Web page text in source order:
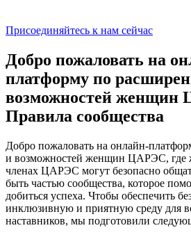
Присоединяйтесь к нам сейчас
Добро пожаловать на
платформу по
возможностей женщин
Правила сообщества
Добро пожаловать на онлайн-
и возможностей женщин ЦАРЭС, где
членах ЦАРЭС могут безопасно
быть частью сообщества, которое
добиться успеха. Чтобы обеспечить
инклюзивную и приятную среду для
наставников, мы подготовили